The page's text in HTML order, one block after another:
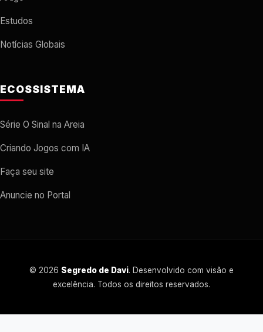
Estudos
Notícias Globais
ECOSSISTEMA
Série O Sinal na Areia
Criando Jogos com IA
Faça seu site
Anuncie no Portal
© 2026 Segredo de Davi. Desenvolvido com visão e
excelência. Todos os direitos reservados.